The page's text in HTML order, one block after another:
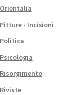
Orientalia
Pitture - Incisioni
Politica
Psicologia
Risorgimento
Riviste